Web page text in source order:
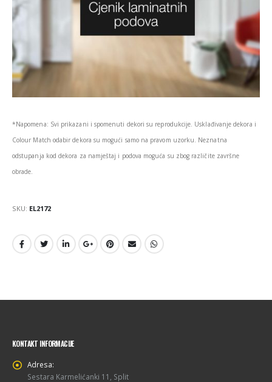
*Napomena: Svi prikazani i spomenuti dekori su reprodukcije. Usklađivanje dekora i
Colour Match odabir dekora su mogući samo na pravom uzorku. Neznatna
odstupanja kod dekora za namještaj i podova moguća su zbog različite završne
obrade.
SKU: EL2172
KONTAKT INFORMACIJE
Adresa:
Sestara Karmelićanki 11, Split